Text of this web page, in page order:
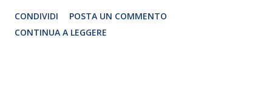
programmazione del Rotary Club Roma Sud-Est che festeggia
i quaranta anni di attività. Un’occasione per raccontare al
CONDIVIDI
POSTA UN COMMENTO
CONTINUA A LEGGERE